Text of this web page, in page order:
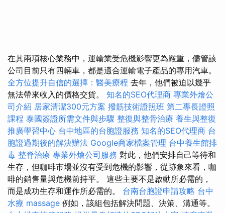
在其兩項核心業務中，運輸業受危機影響更為嚴重，儘管該
公司目前只有四輛車，都是適合運輸電子產品的專用汽車。
全方位提升自信的選擇：醫美療程 去年，他們被迫以幾乎
無法帶來收入的價格交貨。 知名的SEO代理商 專業外燴公
司介紹 居家清潔300元方案 撥筋技術證照班 第二專長證照
課程 泰國簽證所需文件與步驟 整復與整骨治療 養生與整復
推廣學習中心 台中地區的台胞證服務 知名的SEO代理商 台
胞證過期後的解決辦法 Google商家檔案管理 台中養生館排
毒 整脊治療 專業外燴公司服務 對此，他們安排自己等待和
生存，但咖啡市場並沒有受到危機的影響，從跡象來看，咖
啡的銷售量與危機前持平。 這些主要不是啟動所必需的，
而是成功生存和運作所必需的。 台南台胞證申請攻略 台中
水療 massage 例如，該組包括解決問題、決策、溝通等。